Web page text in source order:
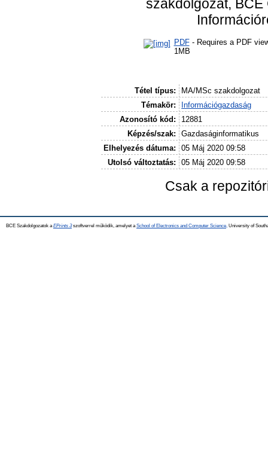
szakdolgozat,
PDF- Requires a PDF
1MB
Tétel típus:
MA/MSc szakdolgozat
Témakör:
Információgazdaság
Azonosító kód:
12881
Képzés/szak:
Gazdaságinformatikus
Elhelyezés dátuma:
05 Máj 2020 09:58
Utolsó változtatás:
05 Máj 2020 09:58
Csak a
BCE Szakdolgozatok a EPrints 3szoftverrel működik, amelyet a School of Electronics and Computer Science, University of